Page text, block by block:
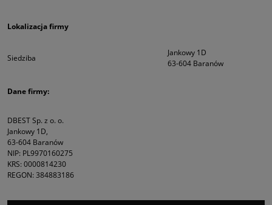
Lokalizacja firmy
Siedziba
Jankowy 1D
63-604 Baranów
Dane firmy:
DBEST Sp. z o. o.
Jankowy 1D,
63-604 Baranów
NIP: PL9970160275
KRS: 0000814230
REGON: 384883186